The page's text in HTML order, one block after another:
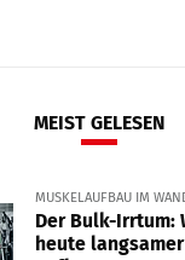
MEIST GELESEN
MUSKELAUFBAU IM
Der Bulk-Irrtum:
heute